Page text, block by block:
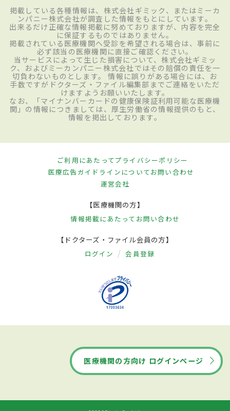
掲載している各種情報は、株式会社ギミック、またはミーカ
ンパニー株式会社が調査した情報をもとにしています。
出来るだけ正確な情報掲載に努めておりますが、内容を完全
に保証するものではありません。
掲載されている医療機関へ受診を希望される場合は、事前に
必ず該当の医療機関に直接ご確認ください。
当サービスによって生じた損害について、株式会社ギミッ
ク、およびミーカンパニー株式会社ではその賠償の責任を一
切負わないものとします。 情報に誤りがある場合には、お
手数ですがドクターズ・ファイル編集部までご連絡をいただ
けますようお願いいたします。
なお、「マイナンバーカードの健康保険証利用可能な医療機
関」の情報につきましては、厚生労働省の情報提供のもと、
情報を掲出しております。
ご利用にあたってプライバシーポリシー
医療広告ガイドラインについてお問い合わせ
運営会社
【医療機関の方】
情報掲載にあたって お問い合わせ
【ドクターズ・ファイル会員の方】
ログイン 会員登録
医療機関の方向け ログインページ